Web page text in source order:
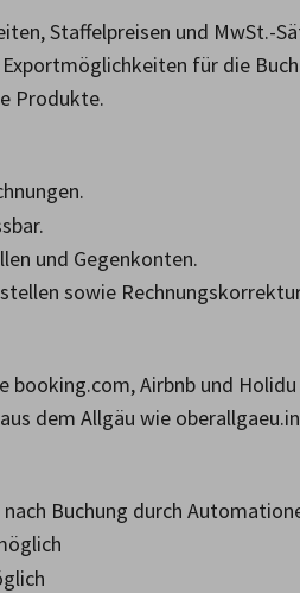
Staffelpreisen und MwSt.-
für die
Produkte.
und Gegenkonten.
sowie
Airbnb und Holidu
dem Allgäu wie
Buchung durch